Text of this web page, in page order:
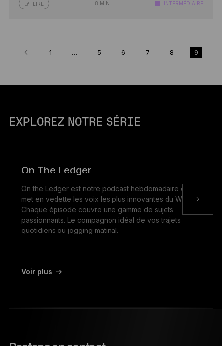
LIRE 8 MIN INTERMÉDIAIRE
1 … 5 6 7 8 9
EXPLOREZ NOTRE SÉRIE
On The Ledger
On the Ledger est notre podcast hebdomadaire qui
met en vedette les voix les plus innovantes du Web3.
Chaque épisode couvre une gamme de sujets
passionnants. Le compagnon idéal de vos trajets
quotidiens ou jogging matinal.
Voir plus